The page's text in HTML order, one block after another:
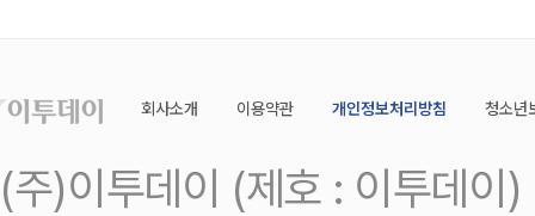
회사소개 이용약관 개인정보처리방침 청소년
(주)이투데이 (제호 : 이투데